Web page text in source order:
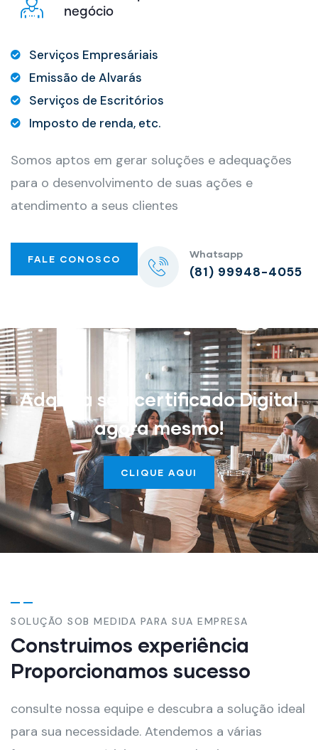
negócio
Serviços Empresáriais
Emissão de Alvarás
Serviços de Escritórios
Imposto de renda, etc.
Somos aptos em gerar soluções e adequações
para o desenvolvimento de suas ações e
atendimento a seus clientes
FALE CONOSCO Whatsapp
(81) 99948-4055
Adquira seu certificado Digital
agora mesmo!
CLIQUE AQUI
SOLUÇÃO SOB MEDIDA PARA SUA EMPRESA
Construimos experiência
Proporcionamos sucesso
consulte nossa equipe e descubra a solução ideal
para sua necessidade. Atendemos a várias